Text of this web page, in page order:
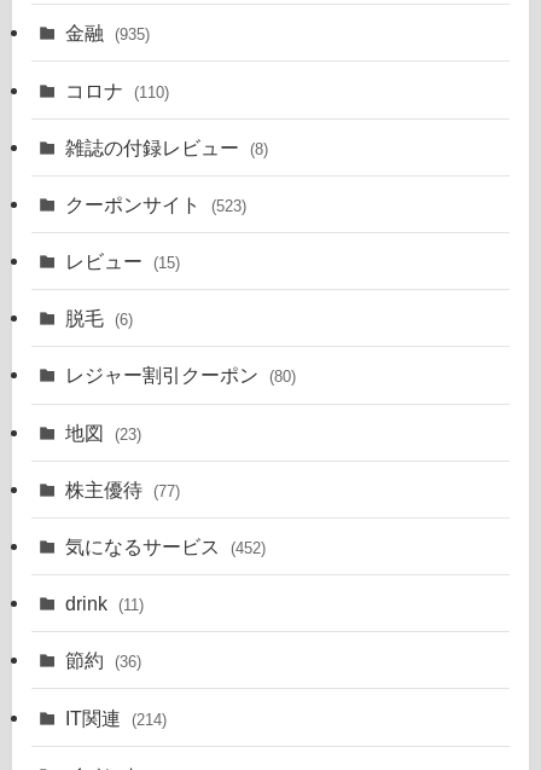
金融 (935)
コロナ (110)
雑誌の付録レビュー (8)
クーポンサイト (523)
レビュー (15)
脱毛 (6)
レジャー割引クーポン (80)
地図 (23)
株主優待 (77)
気になるサービス (452)
drink (11)
節約 (36)
IT関連 (214)